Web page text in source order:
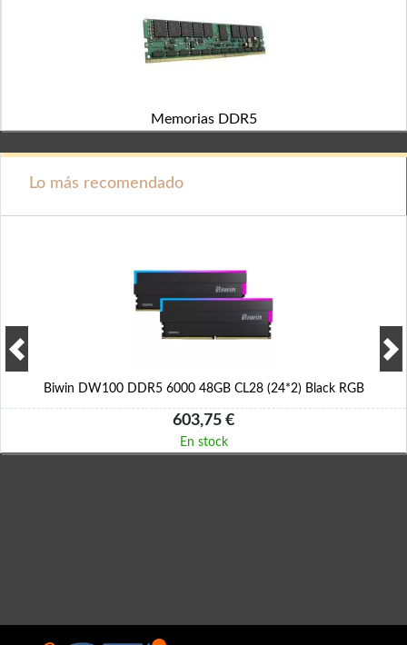
Memorias DDR5
Lo más recomendado
Biwin DW100 DDR5 6000 48GB CL28 (24*2) Black RGB
603,75 €
En stock